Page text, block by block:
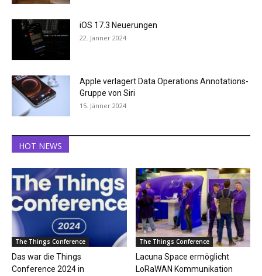
iOS 17.3 Neuerungen
22. Jänner 2024
Apple verlagert Data Operations Annotations-
Gruppe von Siri
15. Jänner 2024
HOT NEWS
The Things Conference
Das war die Things
Conference 2024 in
The Things Conference
Lacuna Space ermöglicht
LoRaWAN Kommunikation